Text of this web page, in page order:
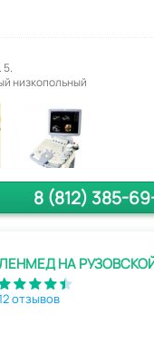
5.
низкопольный
8 (812) 385-
НА
отзывов